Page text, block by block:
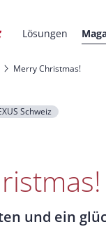
Lösungen
Merry Christmas!
Schweiz
und ein